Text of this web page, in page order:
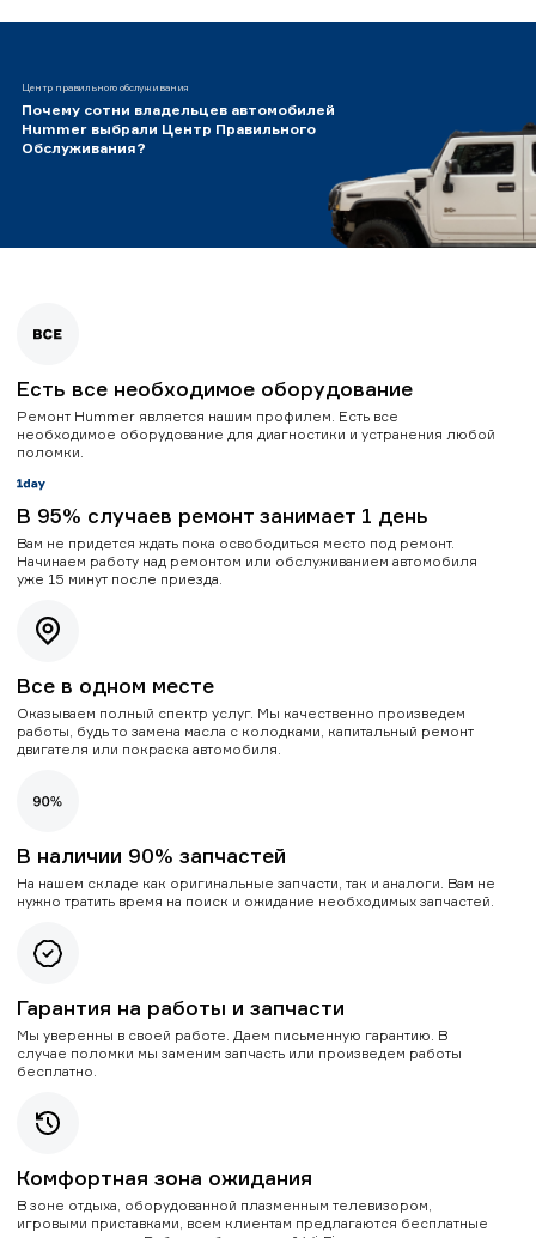
Центр правильного обслуживания
Почему сотни владельцев автомобилей
Hummer выбрали Центр Правильного
Обслуживания?
Есть все необходимое оборудование
Ремонт Hummer является нашим профилем. Есть все
необходимое оборудование для диагностики и устранения любой
поломки.
В 95% случаев ремонт занимает 1 день
Вам не придется ждать пока освободиться место под ремонт.
Начинаем работу над ремонтом или обслуживанием автомобиля
уже 15 минут после приезда.
Все в одном месте
Оказываем полный спектр услуг. Мы качественно произведем
работы, будь то замена масла с колодками, капитальный ремонт
двигателя или покраска автомобиля.
В наличии 90% запчастей
На нашем складе как оригинальные запчасти, так и аналоги. Вам не
нужно тратить время на поиск и ожидание необходимых запчастей.
Гарантия на работы и запчасти
Мы уверенны в своей работе. Даем письменную гарантию. В
случае поломки мы заменим запчасть или произведем работы
бесплатно.
Комфортная зона ожидания
В зоне отдыха, оборудованной плазменным телевизором,
игровыми приставками, всем клиентам предлагаются бесплатные